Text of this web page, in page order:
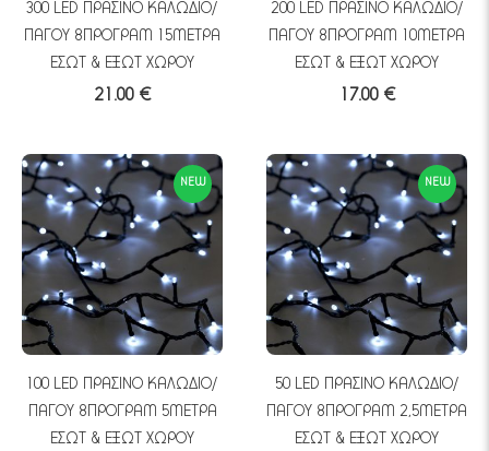
300 LED ΠΡΑΣΙΝΟ ΚΑΛΩΔΙΟ/
ΠΑΓΟΥ 8ΠΡΟΓΡΑΜ 15ΜΕΤΡΑ
ΕΣΩΤ & ΕΞΩΤ ΧΩΡΟΥ
21.00 €
200 LED ΠΡΑΣΙΝΟ ΚΑΛΩΔΙΟ/
ΠΑΓΟΥ 8ΠΡΟΓΡΑΜ 10ΜΕΤΡΑ
ΕΣΩΤ & ΕΞΩΤ ΧΩΡΟΥ
17.00 €
NEW
100 LED ΠΡΑΣΙΝΟ ΚΑΛΩΔΙΟ/
ΠΑΓΟΥ 8ΠΡΟΓΡΑΜ 5ΜΕΤΡΑ
ΕΣΩΤ & ΕΞΩΤ ΧΩΡΟΥ
NEW
50 LED ΠΡΑΣΙΝΟ ΚΑΛΩΔΙΟ/
ΠΑΓΟΥ 8ΠΡΟΓΡΑΜ 2,5ΜΕΤΡΑ
ΕΣΩΤ & ΕΞΩΤ ΧΩΡΟΥ